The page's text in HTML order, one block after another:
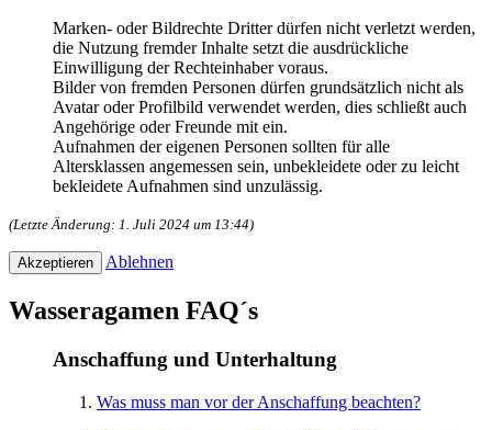
Marken- oder Bildrechte Dritter dürfen nicht verletzt werden,
die Nutzung fremder Inhalte setzt die ausdrückliche
Einwilligung der Rechteinhaber voraus.
Bilder von fremden Personen dürfen grundsätzlich nicht als
Avatar oder Profilbild verwendet werden, dies schließt auch
Angehörige oder Freunde mit ein.
Aufnahmen der eigenen Personen sollten für alle
Altersklassen angemessen sein, unbekleidete oder zu leicht
bekleidete Aufnahmen sind unzulässig.
(Letzte Änderung: 1. Juli 2024 um 13:44)
Ablehnen
Wasseragamen FAQ´s
Anschaffung und Unterhaltung
Was muss man vor der Anschaffung beachten?